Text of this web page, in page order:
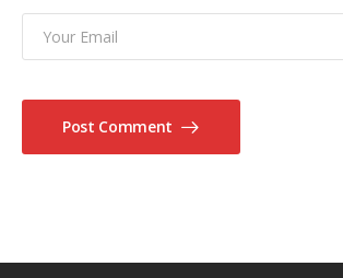
Post Comment